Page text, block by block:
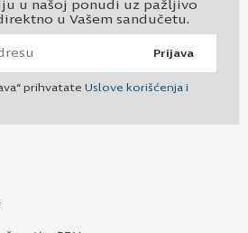
u našoj ponudi uz pažljivo
u Vašem sandučetu.
Prijava
prihvatate Uslove korišćenja i